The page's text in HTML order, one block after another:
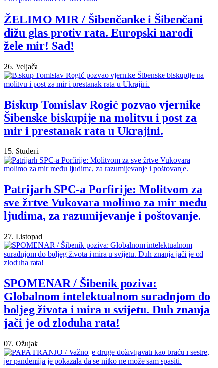
ŽELIMO MIR / Šibenčanke i Šibenčani
dižu glas protiv rata. Europski narodi
žele mir! Sad!
26. Veljača
Biskup Tomislav Rogić pozvao vjernike
Šibenske biskupije na molitvu i post za
mir i prestanak rata u Ukrajini.
15. Studeni
Patrijarh SPC-a Porfirije: Molitvom za
sve žrtve Vukovara molimo za mir među
ljudima, za razumijevanje i poštovanje.
27. Listopad
SPOMENAR / Šibenik poziva:
Globalnom intelektualnom suradnjom do
boljeg života i mira u svijetu. Duh znanja
jači je od zloduha rata!
07. Ožujak